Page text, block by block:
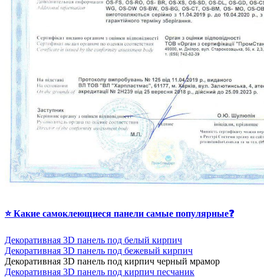
⭐ Какие самоклеющиеся панели самые популярные❓
Декоративная 3D панель под белый кирпич
Декоративная 3D панель под бежевый кирпич
Декоративная 3D панель под кирпич черный мрамор
Декоративная 3D панель под кирпич песчаник